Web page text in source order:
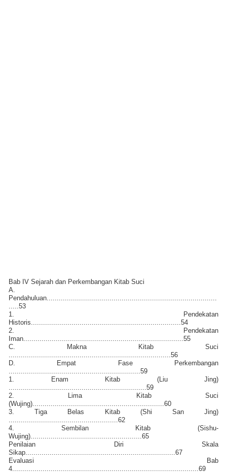
Bab IV Sejarah dan Perkembangan Kitab Suci
A.
Pendahuluan....................................................................................
.....53
1. Pendekatan
Historis..........................................................................54
2. Pendekatan
Iman...............................................................................55
C. Makna Kitab Suci
................................................................................56
D. Empat Fase Perkembangan
.................................................................59
1. Enam Kitab (Liu Jing)
....................................................................59
2. Lima Kitab Suci
(Wujing).................................................................60
3. Tiga Belas Kitab (Shi San Jing)
......................................................62
4. Sembilan Kitab (Sishu-
Wujing).......................................................65
Penilaian Diri Skala
Sikap..........................................................................67
Evaluasi Bab
4............................................................................................69